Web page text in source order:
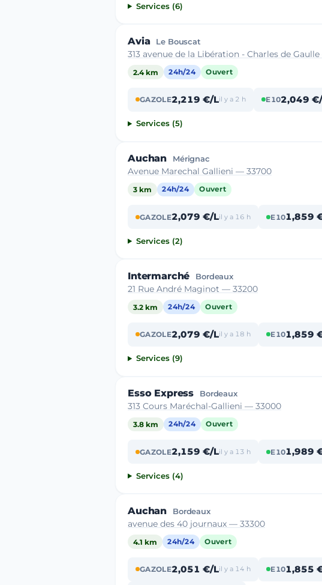
Services (6)
Avia Le Bouscat
313 avenue de la Libération - Charles de Gaulle
2.4 km 24h/24 Ouvert
GAZOLE2,219 €/Lil y a 2 h E102,049
Services (5)
Auchan Mérignac
Avenue Marechal Gallieni — 33700
3 km 24h/24 Ouvert
GAZOLE2,079 €/Lil y a 16 h E101,859
Services (2)
Intermarché Bordeaux
21 Rue André Maginot — 33200
3.2 km 24h/24 Ouvert
GAZOLE2,079 €/Lil y a 18 h E101,859
Services (9)
Esso Express Bordeaux
313 Cours Maréchal-Gallieni — 33000
3.8 km 24h/24 Ouvert
GAZOLE2,159 €/Lil y a 13 h E101,989
Services (4)
Auchan Bordeaux
avenue des 40 journaux — 33300
4.1 km 24h/24 Ouvert
GAZOLE2,051 €/Lil y a 14 h E101,855